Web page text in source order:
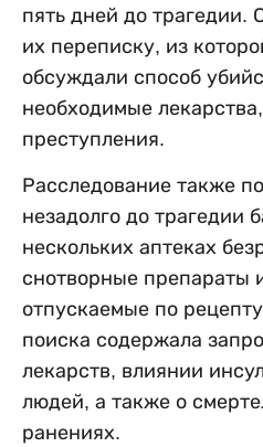
пять дней до трагедии.
их переписку, из
обсуждали способ
необходимые
преступления.
Расследование также
незадолго до трагедии
нескольких аптеках
снотворные препараты
отпускаемые по
поиска содержала
лекарств, влиянии
людей, а также о
ранениях.